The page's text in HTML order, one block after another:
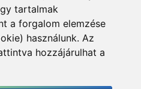
tartalmak
a forgalom elemzése
használunk. Az
hozzájárulhat a